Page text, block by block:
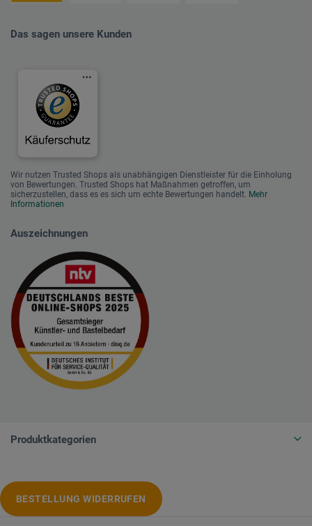
Das sagen unsere Kunden
Wir nutzen Trusted Shops als unabhängigen Dienstleister für die Einholung
von Bewertungen. Trusted Shops hat Maßnahmen getroffen, um
sicherzustellen, dass es es sich um echte Bewertungen handelt. Mehr
Informationen
Auszeichnungen
Produktkategorien
BESTELLUNG WIDERRUFEN